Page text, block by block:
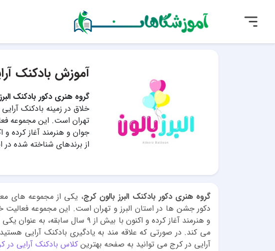
آموزش بادکنک
گروه هنری دکور بادکنک
خلاق در زمینه بادکنک
از برندهای شناخته شده
گروه هنری دکور بادکنک البرز بالون کرج، یکی از مجموعه های
و هنرمند آغاز کرده و اکنون با بیش از
می کند. در صورتی که علاقه مند به یادگیری بادکنک آرایی
آرایی در کرج می توانید به صفحه بهترین کلاس بادکنک آرایی در